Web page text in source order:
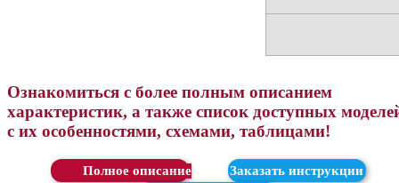
Ознакомиться с более полным описанием
характеристик, а также список доступных
с их особенностями, схемами, таблицами!
Скачать
Заказать инструкции